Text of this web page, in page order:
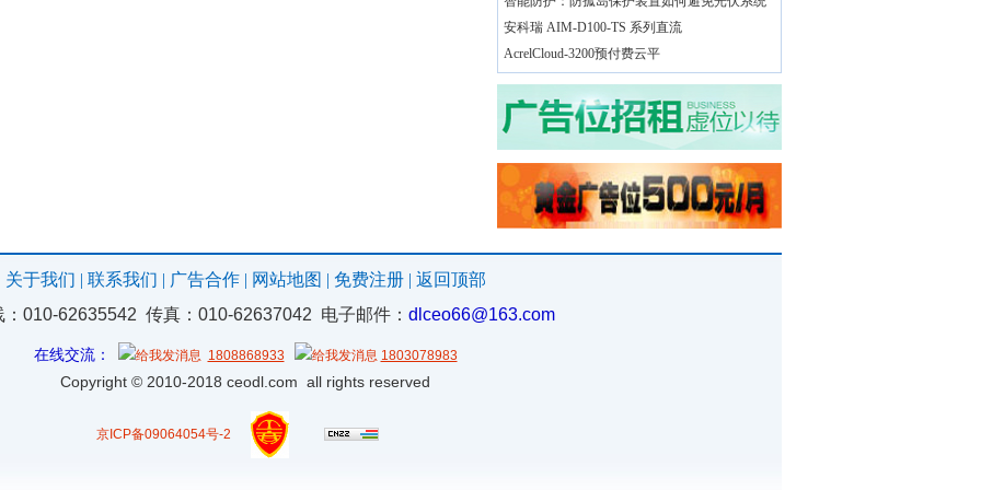
安科瑞 AIM-D100-TS 系列直流
AcrelCloud-3200预付费云平
关于我们 | 联系我们 | 广告合作| 网站地图 | 免费注册| 返回顶部
：010-62635542 传真：010-62637042 电子邮件： dlceo66@163.com
在线交流： 1808868933 1803078983
Copyright © 2010-2018 ceodl.com all rights reserved
京ICP备09064054号-2